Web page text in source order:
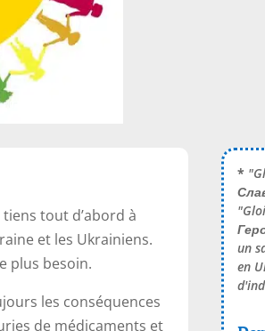
tout d’abord à
et les Ukrainiens.
plus besoin.
les conséquences
de médicaments et
*
un
en